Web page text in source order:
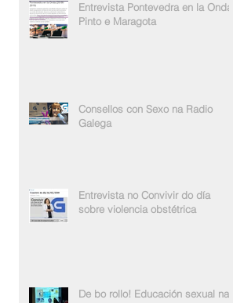
Entrevista Pontevedra en la Onda -
Pinto e Maragota
Consellos con Sexo na Radio
Galega
Entrevista no Convivir do día
sobre violencia obstétrica
De bo rollo! Educación sexual na